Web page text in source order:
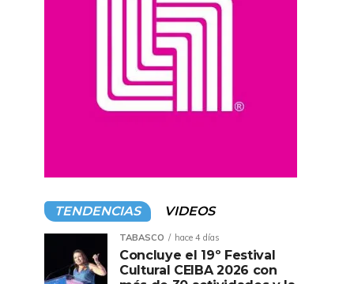
TENDENCIAS VIDEOS
TABASCO hace 4 días
Concluye el 19º Festival
Cultural CEIBA 2026 con